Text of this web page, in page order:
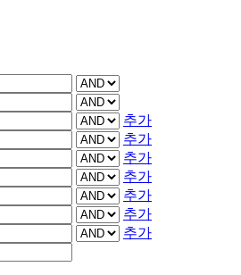
추가
추가
추가
추가
추가
추가
추가